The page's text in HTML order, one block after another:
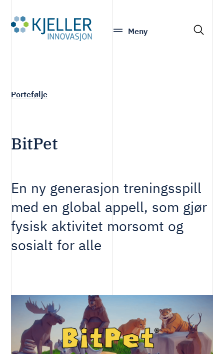
Meny
Portefølje
BitPet
En ny generasjon treningsspill
med en global appell, som gjør
fysisk aktivitet morsomt og
sosialt for alle